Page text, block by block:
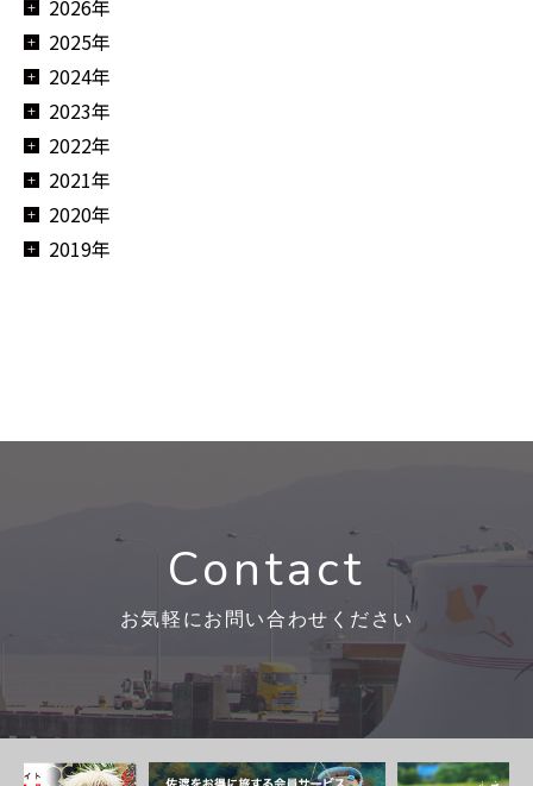
2026年
2025年
2024年
2023年
2022年
2021年
2020年
2019年
Contact
お気軽にお問い合わせください